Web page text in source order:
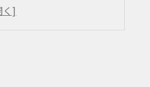
説
レートをキープ